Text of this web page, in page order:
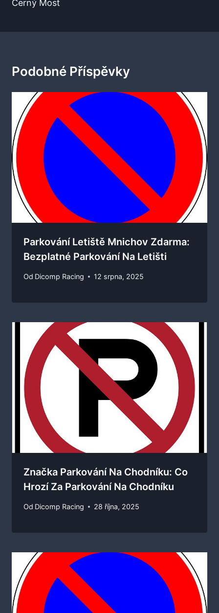
Černý Most
Podobné Příspěvky
Parkování Letiště Mnichov Zdarma:
Bezplatné Parkování Na Letišti
Od Dicomp Racing 12 srpna, 2025
Značka Parkování Na Chodníku: Co
Hrozí Za Parkování Na Chodníku
Od Dicomp Racing 28 října, 2025